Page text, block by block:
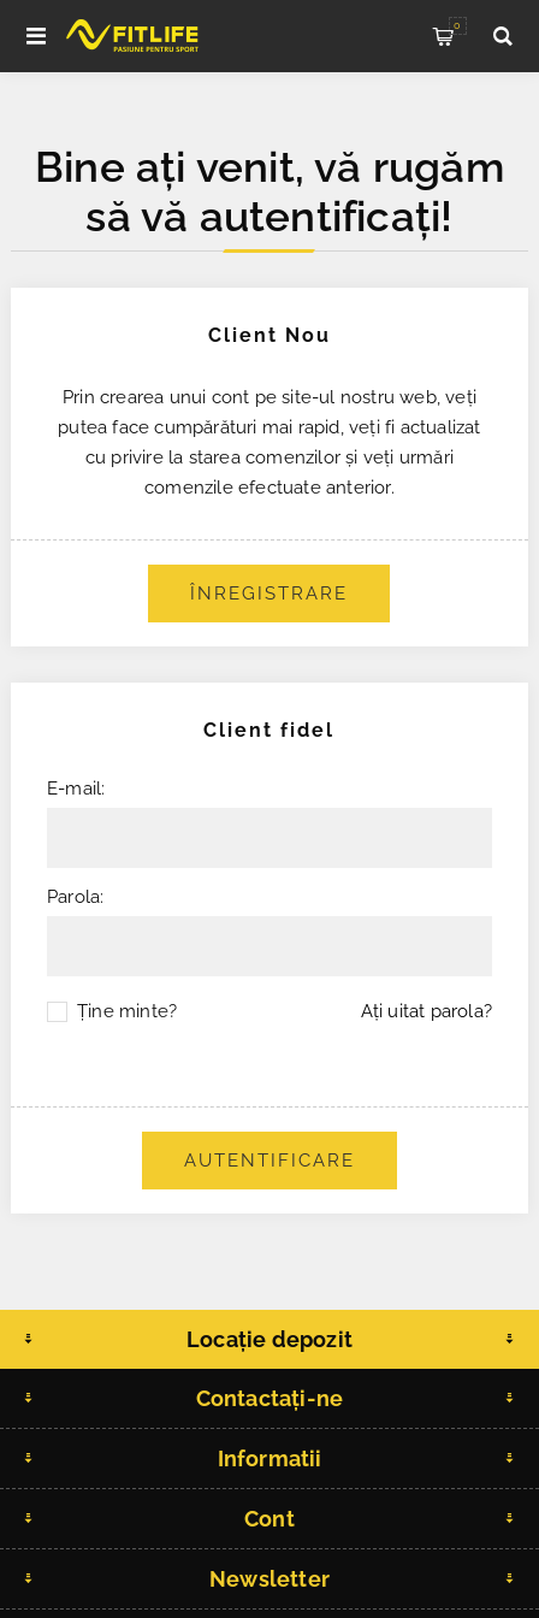
0
Bine ați venit, vă rugăm
să vă autentificați!
Client Nou
Prin crearea unui cont pe site-ul nostru web, veți
putea face cumpărături mai rapid, veți fi actualizat
cu privire la starea comenzilor și veți urmări
comenzile efectuate anterior.
ÎNREGISTRARE
Client fidel
E-mail:
Parola:
Ţine minte? Aţi uitat parola?
AUTENTIFICARE
Locație depozit
Contactați-ne
Informatii
Cont
Newsletter